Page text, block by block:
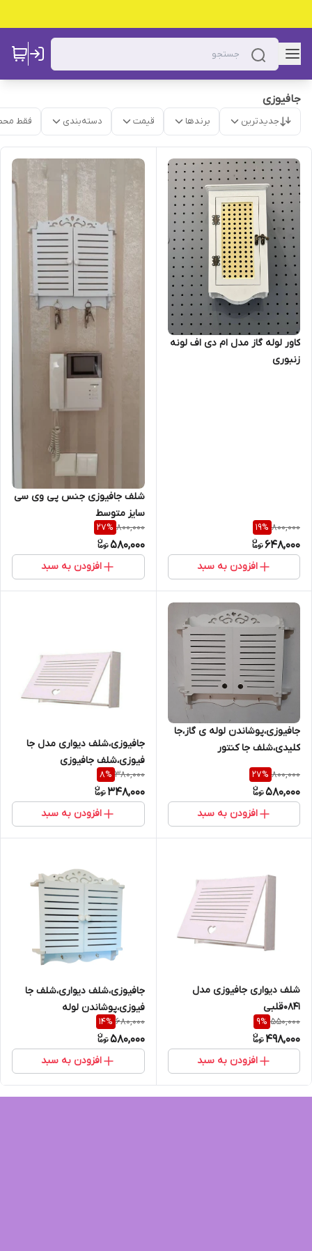
جافیوزی
جدیدترین برندها قیمت دسته‌بندی فقط
کاور لوله گاز مدل ام دی اف لونه
زنبوری
800,000
19%
648,000
افزودن به سبد
شلف جافیوزی جنس پی وی سی
سایز متوسط
800,000
27%
580,000
افزودن به سبد
جافیوزی،پوشاندن لوله ی گاز،جا
کلیدی،شلف جا کنتور
برق،پوشاندن کنتور برق جا
فیوزی
800,000
27%
580,000
افزودن به سبد
جافیوزی،شلف دیواری مدل جا
فیوزی،شلف جافیوزی
380,000
8%
348,000
افزودن به سبد
شلف دیواری جافیوزی مدل
0841قلبی
550,000
9%
498,000
افزودن به سبد
جافیوزی،شلف دیواری،شلف جا
فیوزی،پوشاندن لوله
گاز،پوشاندن کنتور برق،پوشاندن
فیوز برق
680,000
14%
580,000
افزودن به سبد